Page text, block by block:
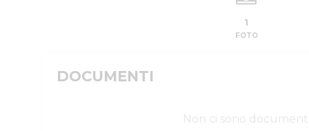
1
FOTO
DOCUMENTI
Non ci sono